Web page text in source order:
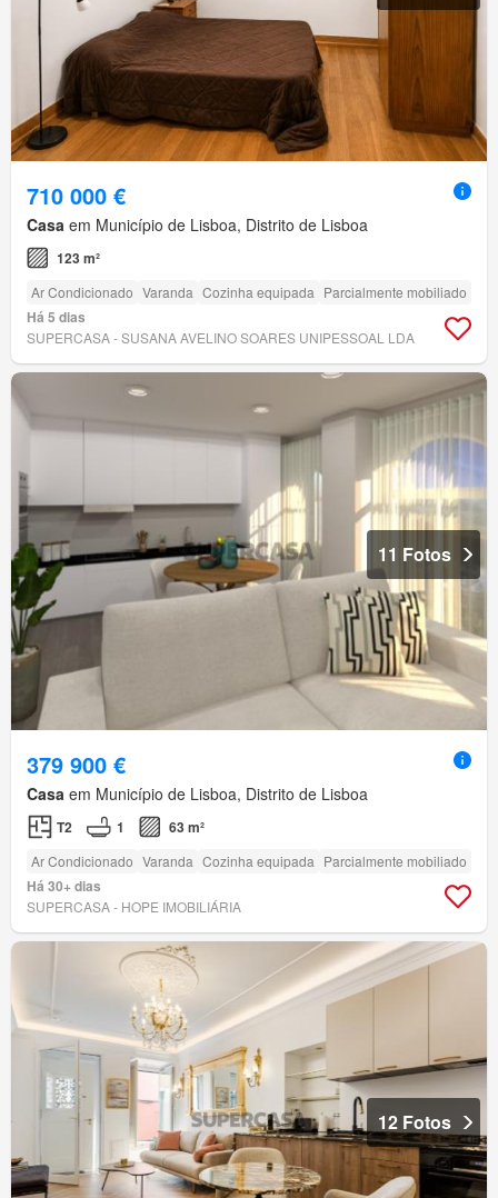
710 000 €
Casa em Município de Lisboa, Distrito de Lisboa
123 m²
Ar Condicionado Varanda Cozinha equipada Parcialmente mobiliado
Há 5 dias
SUPERCASA - SUSANA AVELINO SOARES UNIPESSOAL LDA
11 Fotos
379 900 €
Casa em Município de Lisboa, Distrito de Lisboa
T2 1 63 m²
Ar Condicionado Varanda Cozinha equipada Parcialmente mobiliado
Há 30+ dias
SUPERCASA - HOPE IMOBILIÁRIA
12 Fotos